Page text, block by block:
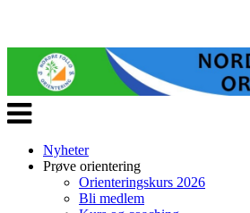
Veksle
navigasjon
Nyheter
Prøve orientering
Orienteringskurs 2026
Bli medlem